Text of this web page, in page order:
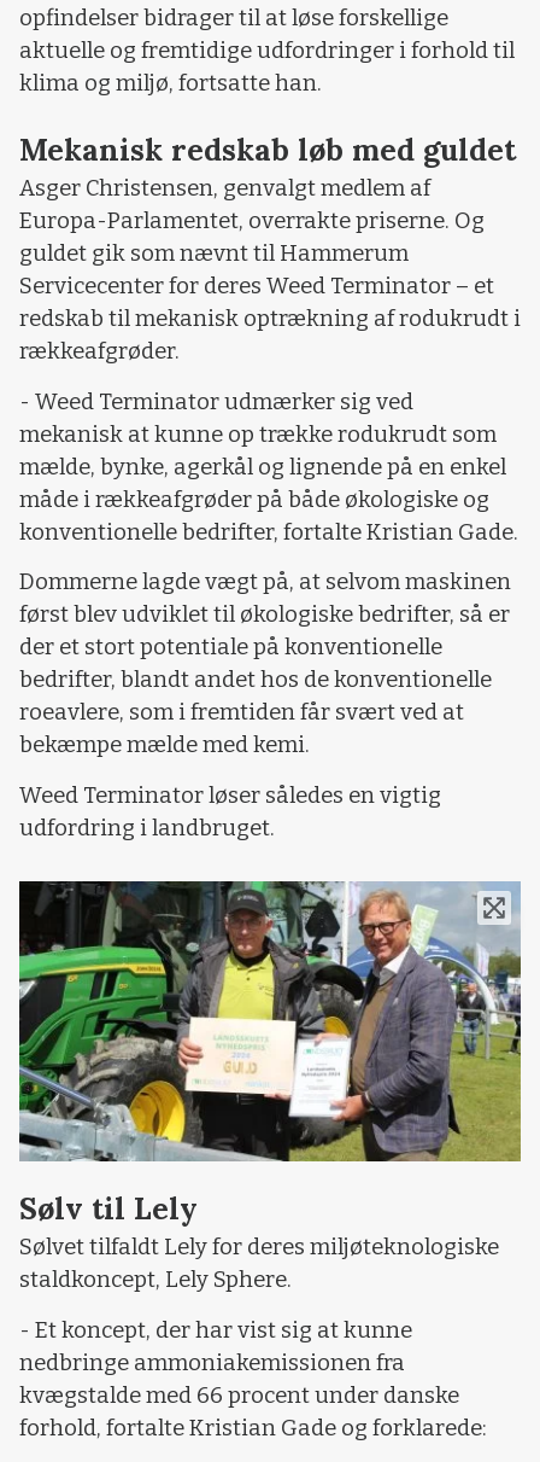
opfindelser bidrager til at løse forskellige
aktuelle og fremtidige udfordringer i forhold til
klima og miljø, fortsatte han.
Mekanisk redskab løb med guldet
Asger Christensen, genvalgt medlem af
Europa-Parlamentet, overrakte priserne. Og
guldet gik som nævnt til Hammerum
Servicecenter for deres Weed Terminator – et
redskab til mekanisk optrækning af rodukrudt i
rækkeafgrøder.
- Weed Terminator udmærker sig ved
mekanisk at kunne op trække rodukrudt som
mælde, bynke, agerkål og lignende på en enkel
måde i rækkeafgrøder på både økologiske og
konventionelle bedrifter, fortalte Kristian Gade.
Dommerne lagde vægt på, at selvom maskinen
først blev udviklet til økologiske bedrifter, så er
der et stort potentiale på konventionelle
bedrifter, blandt andet hos de konventionelle
roeavlere, som i fremtiden får svært ved at
bekæmpe mælde med kemi.
Weed Terminator løser således en vigtig
udfordring i landbruget.
Sølv til Lely
Sølvet tilfaldt Lely for deres miljøteknologiske
staldkoncept, Lely Sphere.
- Et koncept, der har vist sig at kunne
nedbringe ammoniakemissionen fra
kvægstalde med 66 procent under danske
forhold, fortalte Kristian Gade og forklarede: